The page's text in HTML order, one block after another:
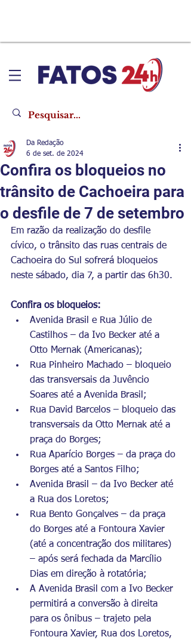
Confira os bloqueios no
trânsito de Cachoeira para
o desfile de 7 de setembro
Da Redação
6 de set. de 2024
Em razão da realização do desfile
cívico, o trânsito das ruas centrais de
Cachoeira do Sul sofrerá bloqueios
neste sábado, dia 7, a partir das 6h30.
Confira os bloqueios:
Avenida Brasil e Rua Júlio de
Castilhos – da Ivo Becker até a
Otto Mernak (Americanas);
Rua Pinheiro Machado – bloqueio
das transversais da Juvêncio
Soares até a Avenida Brasil;
Rua David Barcelos – bloqueio das
transversais da Otto Mernak até a
praça do Borges;
Rua Aparício Borges – da praça do
Borges até a Santos Filho;
Avenida Brasil – da Ivo Becker até
a Rua dos Loretos;
Rua Bento Gonçalves – da praça
do Borges até a Fontoura Xavier
(até a concentração dos militares)
– após será fechada da Marcílio
Dias em direção à rotatória;
A Avenida Brasil com a Ivo Becker
permitirá a conversão à direita
para os ônibus – trajeto pela
Fontoura Xavier, Rua dos Loretos,